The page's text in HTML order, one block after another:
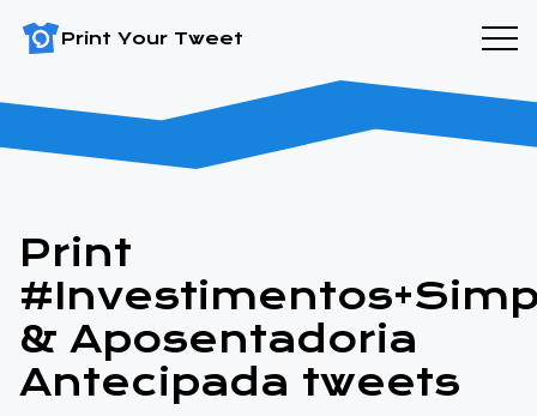
Print Your Tweet
Print
& Aposentadoria
Antecipada tweets